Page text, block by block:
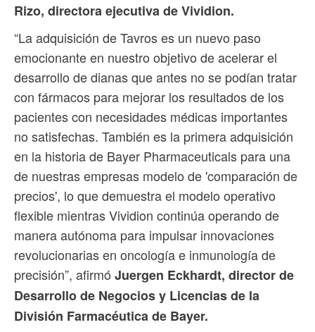
Rizo, directora ejecutiva de Vividion.
“La adquisición de Tavros es un nuevo paso
emocionante en nuestro objetivo de acelerar el
desarrollo de dianas que antes no se podían tratar
con fármacos para mejorar los resultados de los
pacientes con necesidades médicas importantes
no satisfechas. También es la primera adquisición
en la historia de Bayer Pharmaceuticals para una
de nuestras empresas modelo de 'comparación de
precios', lo que demuestra el modelo operativo
flexible mientras Vividion continúa operando de
manera autónoma para impulsar innovaciones
revolucionarias en oncología e inmunología de
precisión”, afirmó Juergen Eckhardt, director de
Desarrollo de Negocios y Licencias de la
División Farmacéutica de Bayer.